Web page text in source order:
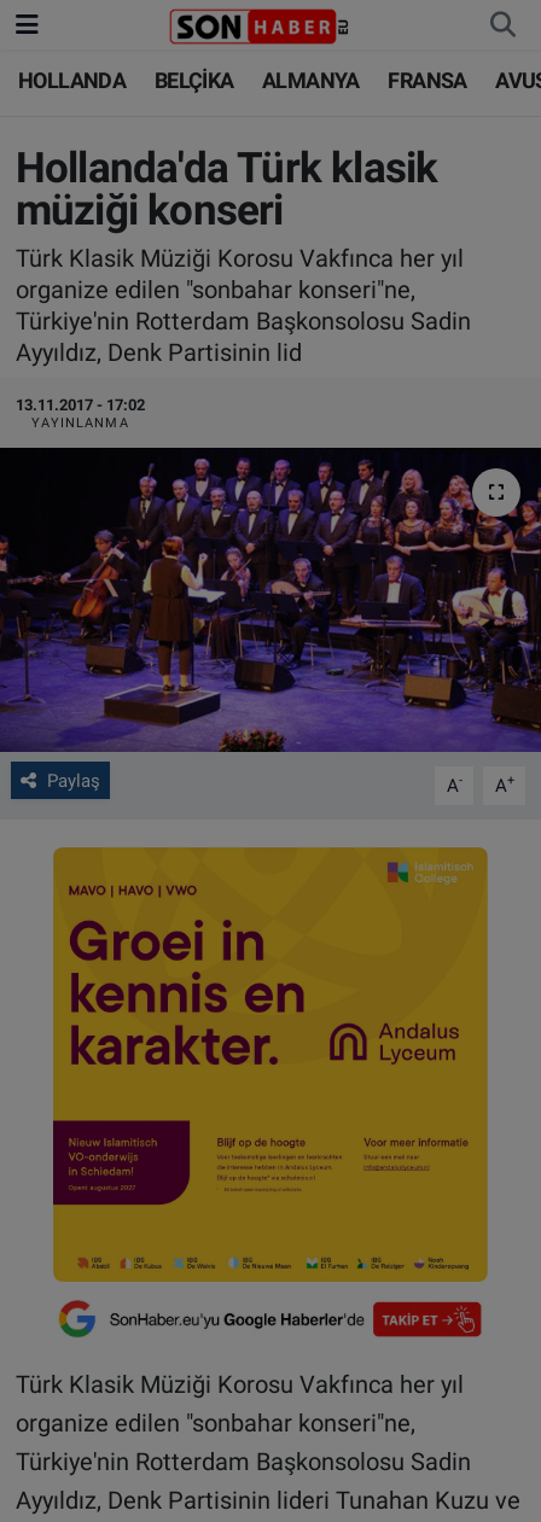
HOLLANDA BELÇİKA ALMANYA FRANSA
Hollanda'da Türk klasik
müziği konseri
Türk Klasik Müziği Korosu Vakfınca her yıl
organize edilen "sonbahar konseri"ne,
Türkiye'nin Rotterdam Başkonsolosu Sadin
Ayyıldız, Denk Partisinin lid
13.11.2017 - 17:02
YAYINLANMA
Paylaş A- A+
Türk Klasik Müziği Korosu Vakfınca her yıl
organize edilen "sonbahar konseri"ne,
Türkiye'nin Rotterdam Başkonsolosu Sadin
Ayyıldız, Denk Partisinin lideri Tunahan Kuzu ve
HOLLANDA
BELÇİKA
ALMANYA
FRANSA
AVUSTURYA
SAĞLIK - YAŞAM
BİLİM-TEKNOLOJİ
HOLLANDA
BELÇİKA
ALMANYA
TÜRKİYE
DÜNYA
BİLİM-TEKNOLOJİ
FOTO GALERİ
VIDEO GALERİ
ALGEMENE VOORWAARDEN
CONTACT
Çerez Politikası
Nöbetçi Eczaneler
Hava Durumu
Trafik Durumu
Süper Lig Puan Durumu ve Fikstür
Tüm Manşetler
Son Dakika Haberleri
Haber Arşivi